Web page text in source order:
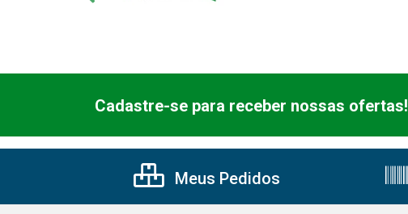
Cadastre-se para receber nossas ofertas!
Meus Pedidos